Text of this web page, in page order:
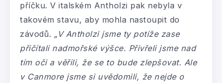
příčku. V italském Antholzi pak nebyla v
takovém stavu, aby mohla nastoupit do
závodů. „V Antholzi jsme ty potíže zase
přičítali nadmořské výšce. Přivřeli jsme nad
tím oči a věřili, že se to bude zlepšovat. Ale
v Canmore jsme si uvědomili, že nejde o